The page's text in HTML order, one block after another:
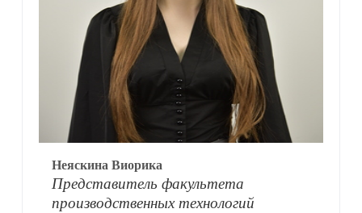
Неяскина Виорика
Представитель факультета
производственных технологий